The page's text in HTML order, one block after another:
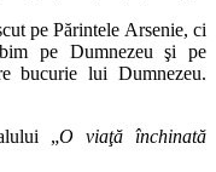
pe Părintele Arsenie, ci
pe Dumnezeu şi pe
bucurie lui Dumnezeu.
„O viaţă închinată